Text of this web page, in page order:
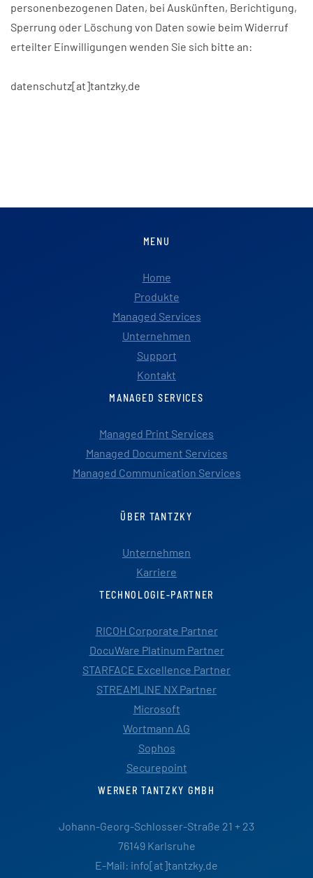
personenbezogenen Daten, bei Auskünften, Berichtigung,
Sperrung oder Löschung von Daten sowie beim Widerruf
erteilter Einwilligungen wenden Sie sich bitte an:
datenschutz[at]tantzky.de
MENU
Home
Produkte
Managed Services
Unternehmen
Support
Kontakt
MANAGED SERVICES
Managed Print Services
Managed Document Services
Managed Communication Services
ÜBER TANTZKY
Unternehmen
Karriere
TECHNOLOGIE-PARTNER
RICOH Corporate Partner
DocuWare Platinum Partner
STARFACE Excellence Partner
STREAMLINE NX Partner
Microsoft
Wortmann AG
Sophos
Securepoint
WERNER TANTZKY GMBH
Johann-Georg-Schlosser-Straße 21 + 23
76149 Karlsruhe
E-Mail: info[at]tantzky.de